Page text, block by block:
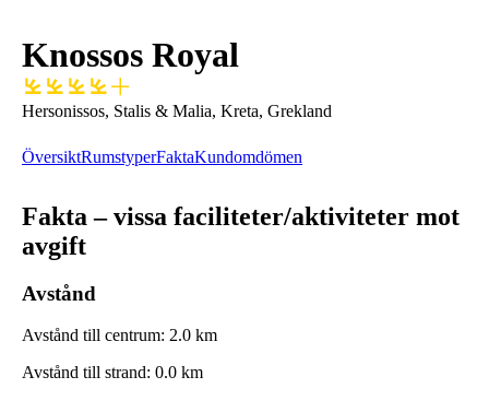
Knossos Royal
Hersonissos, Stalis & Malia, Kreta, Grekland
ÖversiktRumstyperFaktaKundomdömen
Fakta – vissa faciliteter/aktiviteter mot
avgift
Avstånd
Avstånd till centrum: 2.0 km
Avstånd till strand: 0.0 km